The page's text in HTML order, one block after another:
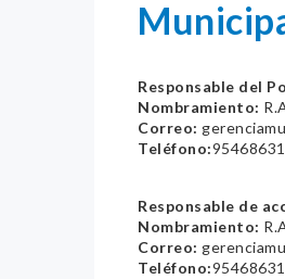
Responsable del
Nombramiento:
Correo:
Teléfono:
Responsable de
Nombramiento:
Correo:
Teléfono: